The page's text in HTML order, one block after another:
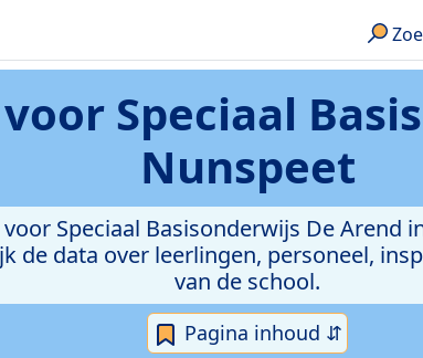
Speciaal
Nunspeet
Speciaal Basisonderwijs De Arend
de data over leerlingen, personeel,
van de school.
Pagina inhoud ⇵